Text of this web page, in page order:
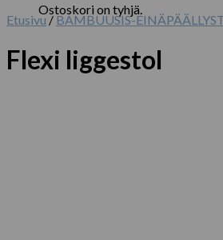
Ostoskori on tyhjä.
Etusivu /BAMBUUSIS-
Flexi liggestol